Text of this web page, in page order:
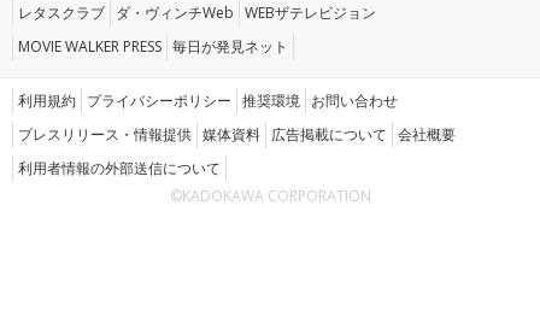
レタスクラブ ダ・ヴィンチWeb WEBザテレビジョン
MOVIE WALKER PRESS 毎日が発見ネット
利用規約 プライバシーポリシー 推奨環境 お問い合わせ
プレスリリース・情報提供 媒体資料 広告掲載について 会社概要
利用者情報の外部送信について
©KADOKAWA CORPORATION